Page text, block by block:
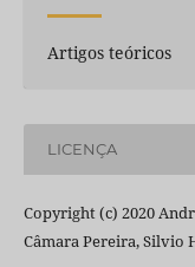
Artigos teóricos
LICENÇA
Copyright (c) 2020
Câmara Pereira, Silvio